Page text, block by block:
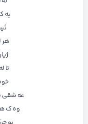
یه
هر
تا
عه شقی
وه ک